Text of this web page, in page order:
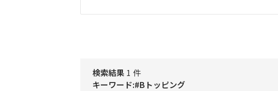
検索結果 1 件
キーワード:#Bトッピング